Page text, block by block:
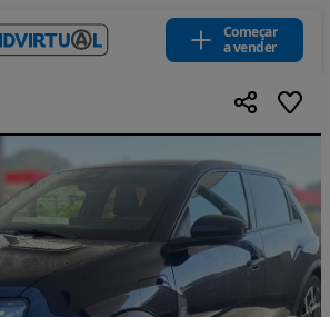
Começar
a vender